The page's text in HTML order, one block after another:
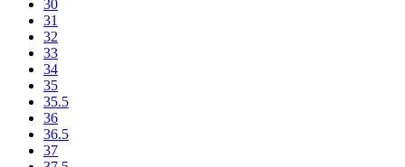
30
31
32
33
34
35
35.5
36
36.5
37